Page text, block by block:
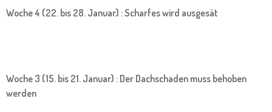
Woche 4 (22. bis 28. Januar) : Scharfes wird ausgesät
Woche 3 (15. bis 21. Januar) : Der Dachschaden muss behoben
werden